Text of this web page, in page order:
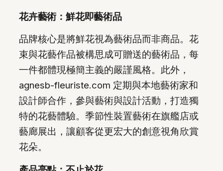
花卉藝術：鮮花即藝術品
品牌核心是將鮮花視為藝術品而非商品。花
束與花藝作品被構思成可贈送的藝術品，每
一件都體現極簡主義的嚴謹風格。此外，
agnesb-fleuriste.com 定期與本地藝術家和
設計師合作，參與藝術與設計活動，打造獨
特的花藝體驗。季節性裝置藝術在旗艦店或
藝廊展出，讓顧客從更宏大的創意視角欣賞
花朵。